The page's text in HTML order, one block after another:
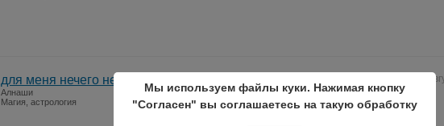
3
для меня нечего невозможного нет.ворожея.Алнаши
Алнаши
Магия, астрология
Мы используем файлы куки. Нажимая кнопку
"Согласен" вы соглашаетесь на такую обработку